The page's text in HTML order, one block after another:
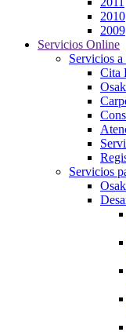
2010
2009
Servicios Online
Servicios
Cita
Servicios